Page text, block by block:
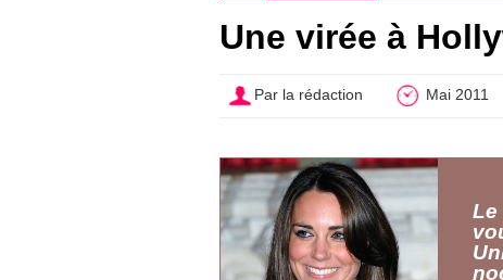
Une virée à
Par la rédaction Mai 2011
Le